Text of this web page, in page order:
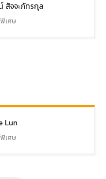
สัจจะภัทรกุล
เศษ
Lun
เศษ